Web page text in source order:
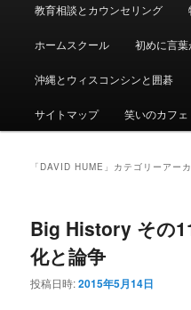
教育相談とカウンセリング
ホームスクール 初めに言
沖縄とウィスコンシンと囲碁
サイトマップ 笑いのカフェ
「 DAVID HUME 」カテゴリーアー
Big History その
化と論争
投稿日時:2015年5月14日